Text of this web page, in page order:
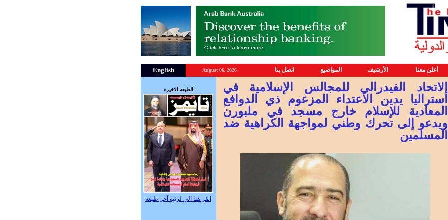
English August 06, 2026 اتصل بنا المواضيع الأرشيف أعلن معنا
الطبعه الاخيرة
انقر هنا الى لرئية آخر طبعة
الاتحاد الفيدرالي للمجالس الإسلامية في
أستراليا يدين الاعتداء المزعوم ذي الدوافع
المعادية للإسلام خارج مسجد في ملبورن
ويدعو إلى تحرك وطني لمواجهة الكراهية ضد
المسلمين